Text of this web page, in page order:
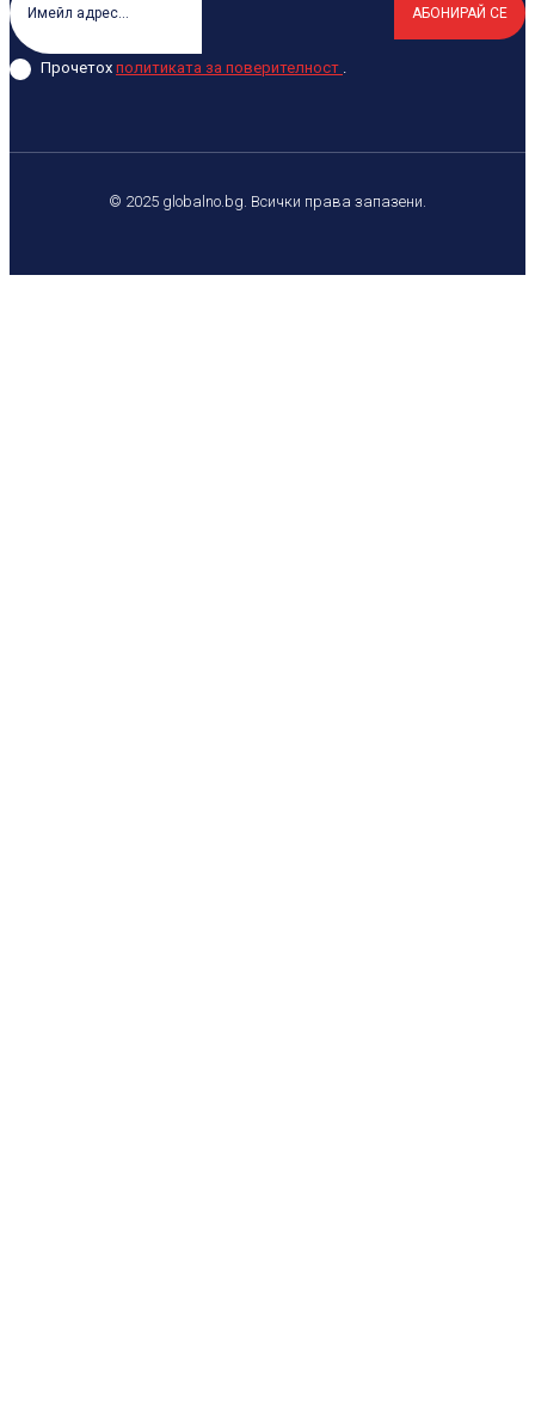
АБОНИРАЙ СЕ
Прочетох политиката за поверителност .
© 2025 globalno.bg. Всички права запазени.